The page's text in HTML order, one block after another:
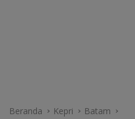
Beranda Kepri Batam